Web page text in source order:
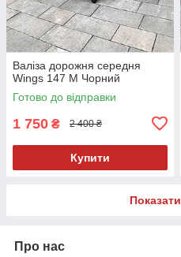
Валіза дорожня середня
Wings 147 M Чорний
Готово до відправки
1 750 ₴ 2 400 ₴
Купити
Про нас